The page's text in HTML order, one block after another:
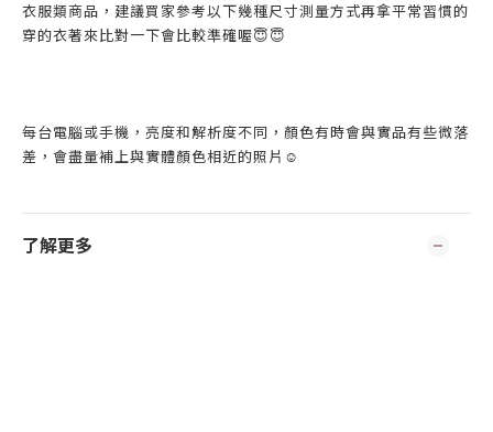
衣服類商品，建議買家參考以下幾種尺寸測量方式再拿平常習慣的
穿的衣著來比對一下會比較準確喔😇😇
每台電腦或手機，亮度和解析度不同，顏色有時會與實品有些微落
差，會盡量補上與實體顏色相近的照片☺️
了解更多